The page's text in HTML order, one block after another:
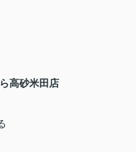
高砂米田店